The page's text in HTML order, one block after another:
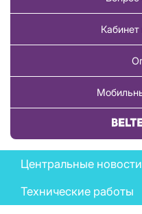
Кабинет
News
menu
Центральные новости
Технические работы